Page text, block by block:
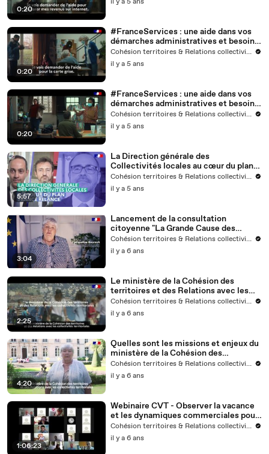
0:20
0:20
#FranceServices : une aide dans vos
démarches administratives et besoins
numériques du quotidien (2)
Cohésion territoires & Relations collectivités
il y a 5 ans
0:20
#FranceServices : une aide dans vos
démarches administratives et besoins
numériques du quotidien (1)
Cohésion territoires & Relations collectivités
il y a 5 ans
5:57
La Direction générale des
Collectivités locales au cœur du plan
France Relance
Cohésion territoires & Relations collectivités
il y a 5 ans
3:04
Lancement de la consultation
citoyenne "La Grande Cause des
Territoires"
Cohésion territoires & Relations collectivités
il y a 6 ans
2:25
Le ministère de la Cohésion des
territoires et des Relations avec les
collectivités territoriales au service de
la vie quotidienne des Français
Cohésion territoires & Relations collectivités
il y a 6 ans
4:20
Quelles sont les missions et enjeux du
ministère de la Cohésion des
territoires et des Relations avec les
collectivités territoriales
Cohésion territoires & Relations collectivités
il y a 6 ans
1:06:23
Webinaire CVT - Observer la vacance
et les dynamiques commerciales pour
faire face à la crise (2/2)
Cohésion territoires & Relations collectivités
il y a 6 ans